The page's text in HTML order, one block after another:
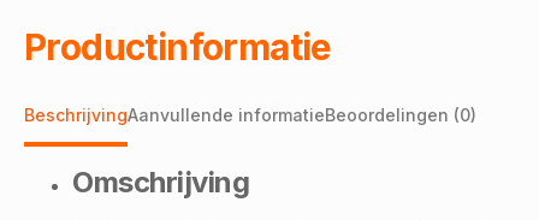
Productinformatie
BeschrijvingAanvullende informatieBeoordelingen (0)
Omschrijving